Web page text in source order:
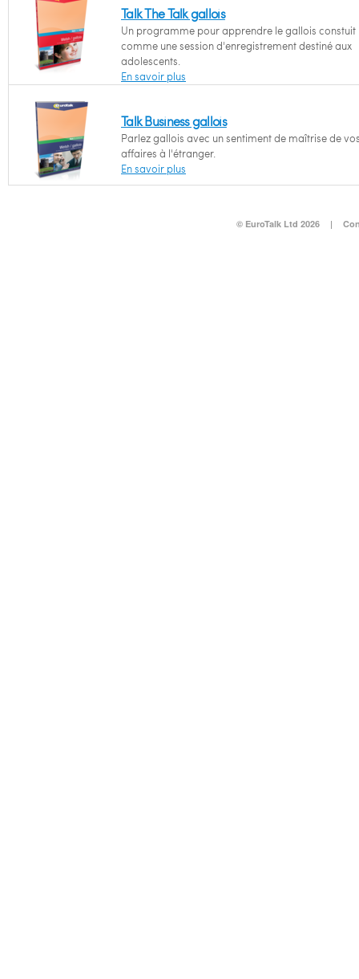
Talk The Talk gallois
Un programme pour apprendre le gallois constuit
comme une session d'enregistrement destiné aux
adolescents.
En savoir plus
Talk Business gallois
Parlez gallois avec un sentiment de maîtrise de
affaires à l'étranger.
En savoir plus
© EuroTalk Ltd 2026 |